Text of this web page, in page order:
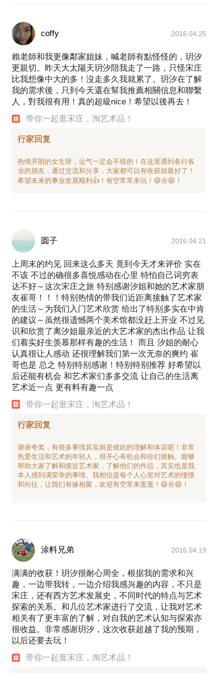
coffy 2016.04.25
賴老師和我更像鄰家姐妹，喊老師有點怪怪的，玥汐
更親切。昨天大太陽天玥汐陪我走了一路，只怪宋庄
比我想像中大的多！沒走多久我就累了。玥汐在了解
我的需求後，只到今天還在幫我推薦相關信息和聯繫
人，對我很有用！真的超級nice！希望以後再去！
带你一起逛宋庄，淘艺术品！
行家回复
热情开朗的女生呀，运气一定会不错的！在这里遇到各行各
业的朋友，通过交流和分享，大家都可以有收获就最好了！
圆子 2016.04.21
上周末的约见 回来这么多天 竟到今天才来评价 实在
不该 不过的确很多喜悦感动在心里 特怕自己词穷表
达不好～这次宋庄之旅 特别感谢汐姐和她的艺术家朋
友崔哥！！！特别热情的带我们近距离接触了艺术家
的生活～为我们入门艺术欣赏 给出了特别多实在中肯
的建议～虽然很遗憾两个美术馆都没赶上开业 不过见
识和欣赏了离汐姐最亲近的大艺术家的杰出作品 让我
们着实好生羡慕那样有趣的生活！ 而且 汐姐的耐心
认真很让人感动 还很理解我们第一次无奈的爽约 崔
哥也是 总之 特别特别感谢！特别特别推荐 好希望以
后还能有机会 和艺术家们多多交流 让自己的生活离
艺术近一点 更有料有趣一点
带你一起逛宋庄，淘艺术品！
行家回复
谢谢夸奖，有很多事情其实就是彼此的理解和体谅呢！非常
热爱生活和艺术的年轻人，很开心有机会和你们接触。能够
帮助大家了解和接近艺术家，了解他们的作品，其实也是我
本人感到满荣幸的事情。我相信是每个人心里对艺术的憧憬
和向往，让我们有缘相聚，欢迎有空常来逛逛！😄🌼😄！
涂料兄弟 2016.04.19
满满的收获！玥汐很耐心周全，根据我的需求和兴
趣，一边带我转，一边介绍我感兴趣的内容，不只是
宋庄，还有西方艺术发展史，不同时代的特点与艺术
探索的关系。和几位艺术家进行了交流，让我对艺术
相关有了更丰富的了解，对自我的艺术认知与探索亦
很收益。非常感谢玥汐，这次收获超越了我的预期，
以后还要去玩！
带你一起逛宋庄，淘艺术品！